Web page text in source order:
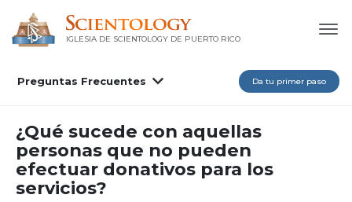
IGLESIA DE SCIENTOLOGY DE PUERTO RICO
Preguntas Frecuentes Da tu primer paso
¿Qué sucede con aquellas
personas que no pueden
efectuar donativos para los
servicios?